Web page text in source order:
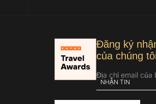
Đăng ký
của chúng